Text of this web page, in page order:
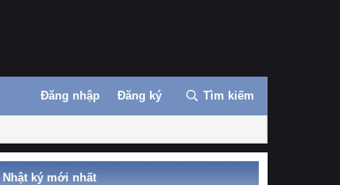
Đăng nhập Đăng ký Tìm kiếm
Nhật ký mới nhất